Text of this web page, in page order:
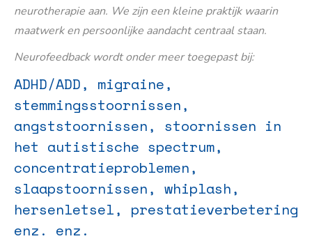
neurotherapie aan. We zijn een kleine praktijk waarin
maatwerk en persoonlijke aandacht centraal staan.
Neurofeedback wordt onder meer toegepast bij:
ADHD/ADD, migraine,
stemmingsstoornissen,
angststoornissen, stoornissen in
het autistische spectrum,
concentratieproblemen,
slaapstoornissen, whiplash,
hersenletsel, prestatieverbetering
enz. enz.